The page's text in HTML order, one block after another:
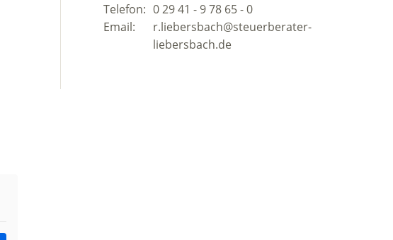
Telefon: 0 29 41 - 9 78 65 - 0
Email:
r.liebersbach@steuerberater-
liebersbach.de